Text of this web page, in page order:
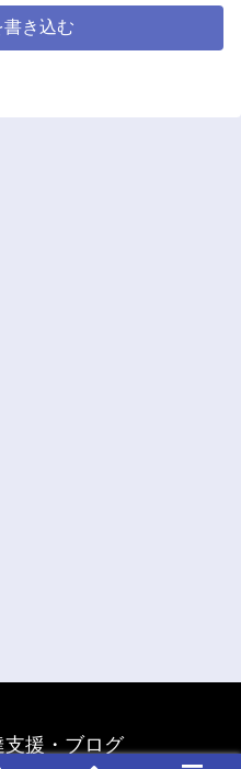
書き込む
援・ブログ